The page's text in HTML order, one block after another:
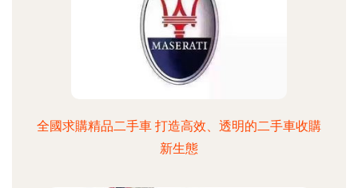
全國求購精品二手車 打造高效、透明的二手車收購
新生態